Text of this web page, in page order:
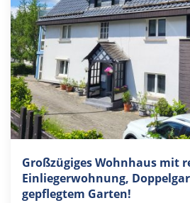
Großzügiges Wohnhaus mit
Einliegerwohnung,
gepflegtem Garten!